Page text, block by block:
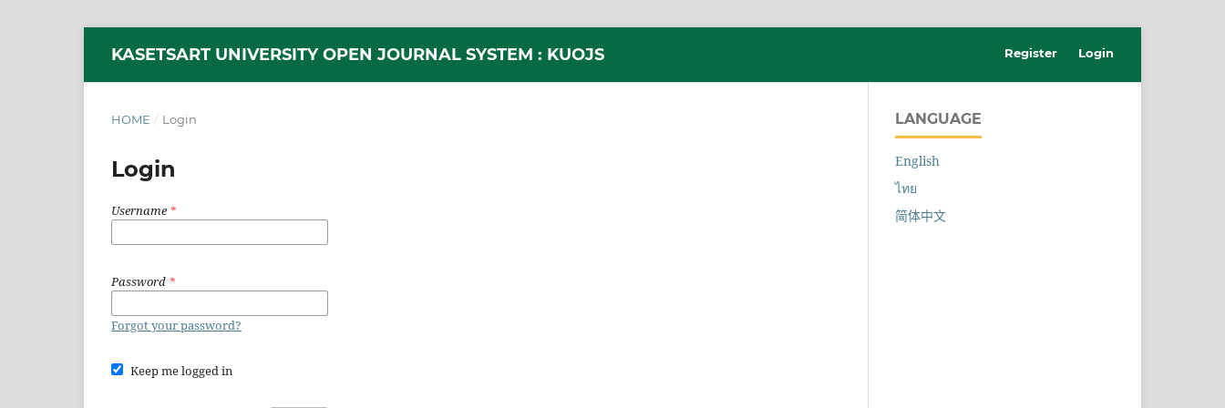
KASETSART UNIVERSITY OPEN JOURNAL SYSTEM : KUOJS Register Login
HOME / Login
Login
Username*
Password *
Forgot your password?
Keep me logged in
LANGUAGE
English
ไทย
简体中文